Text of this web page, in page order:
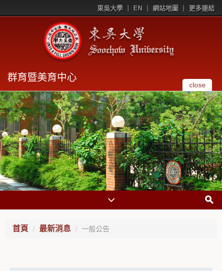
東吳大學 EN 網站地圖 更多連結
群育暨美育中心
close
首頁 最新消息 一般公告